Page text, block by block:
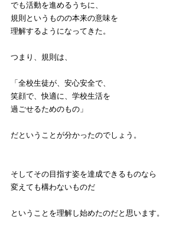
でも活動を進めるうちに、
規則というものの本来の意味を
理解するようになってきた。
つまり、規則は、
「全校生徒が、安心安全で、
笑顔で、快適に、学校生活を
過ごせるためのもの」
だということが分かったのでしょう。
そしてその目指す姿を達成できるものなら
変えても構わないものだ
ということを理解し始めたのだと思います。